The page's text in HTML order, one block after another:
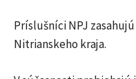
Príslušníci NPJ
Nitrianskeho kraja.